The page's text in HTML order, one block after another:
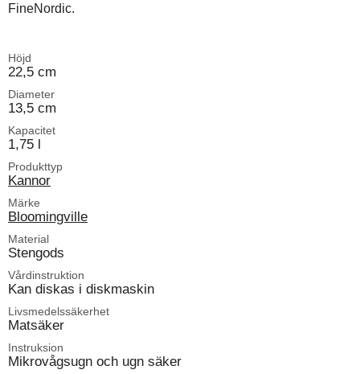
FineNordic.
Höjd
22,5 cm
Diameter
13,5 cm
Kapacitet
1,75 l
Produkttyp
Kannor
Märke
Bloomingville
Material
Stengods
Vårdinstruktion
Kan diskas i diskmaskin
Livsmedelssäkerhet
Matsäker
Instruksion
Mikrovågsugn och ugn säker